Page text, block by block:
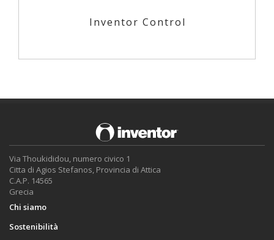
Inventor Control
Via Thoukididou, numero civico 1
Citta di Agios Stefanos, Provincia di Attica
C.A.P. 14565
Grecia
Chi siamo
Sostenibilità